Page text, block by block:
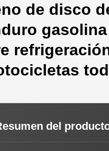
de disco
del